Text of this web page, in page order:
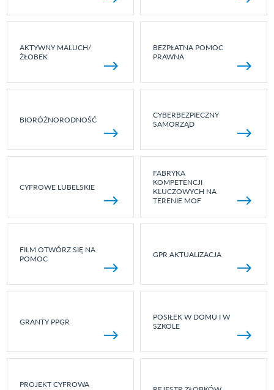
AKTYWNY MALUCH/
ŻŁOBEK
BEZPŁATNA POMOC
PRAWNA
BIORÓŻNORODNOŚĆ
CYBERBEZPIECZNY
SAMORZĄD
CYFROWE LUBELSKIE
FABRYKA
KOMPETENCJI
KLUCZOWYCH NA
TERENIE MOF
FILM OTWÓRZ SIĘ NA
POMOC
GPR AKTUALIZACJA
GRANTY PPGR
POSIŁEK W DOMU I W
SZKOLE
PROJEKT CYFROWA